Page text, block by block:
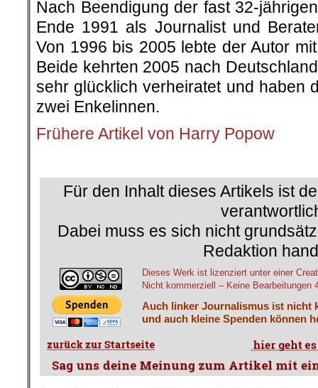
Nach Beendigung der fast 32-
Ende 1991 als Journalist und
Von 1996 bis 2005 lebte der Autor
Beide kehrten 2005 nach
sehr glücklich verheiratet und haben
zwei Enkelinnen.
Frühere Artikel von Harry Popow
Für den Inhalt dieses Artikels ist
Dabei muss es sich nicht
Redaktion
Dieses Werk ist lizenziert unter einer
Nicht kommerziell – Keine Bearbeitungen
Auch linker Journalismus ist nicht
und auch kleine Spenden können